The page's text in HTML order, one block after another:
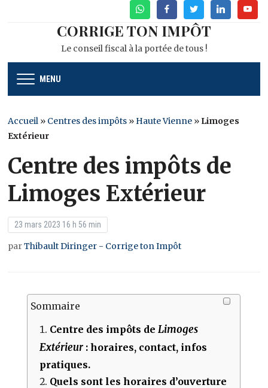
WhatsAppFacebookTwitterLinkedin
CORRIGE TON IMPÔT
Le conseil fiscal à la portée de tous !
MENU
Accueil » Centres des impôts » Haute Vienne » Limoges
Extérieur
Centre des impôts de
Limoges Extérieur
23 mars 2023 16 h 56 min
parThibault Diringer - Corrige ton Impôt
Sommaire
Centre des impôts de Limoges
Extérieur : horaires, contact, infos
pratiques.
Quels sont les horaires d’ouverture